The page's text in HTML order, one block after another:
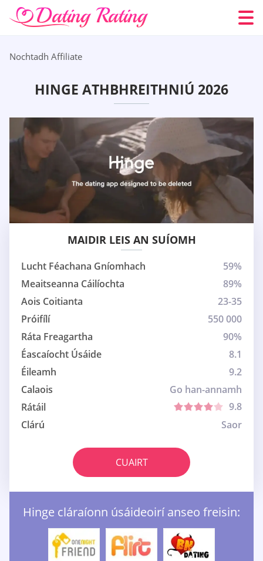
Nochtadh Affiliate
HINGE ATHBHREITHNIÚ 2026
MAIDIR LEIS AN SUÍOMH
Lucht Féachana Gníomhach
59%
Meaitseanna Cáilíochta
89%
Aois Coitianta
23-35
Próifílí
550 000
Ráta Freagartha
90%
Éascaíocht Úsáide
8.1
Éileamh
9.2
Calaois
Go han-annamh
Rátáil
9.8
Clárú
Saor
CUAIRT
Hinge cláraíonn úsáideoirí anseo freisin: